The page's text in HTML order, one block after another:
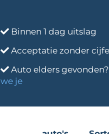
Binnen 1 dag uitslag
Acceptatie zonder
Auto elders gevonden?
we je